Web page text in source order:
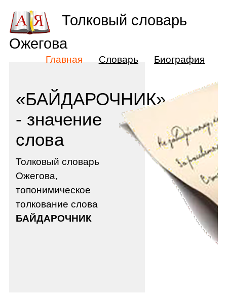
«БАЙДАРОЧНИК»
- значение
слова
Толковый словарь
Ожегова,
топонимическое
толкование слова
БАЙДАРОЧНИК
Толковый словарь
Ожегова
Главная Словарь Биография